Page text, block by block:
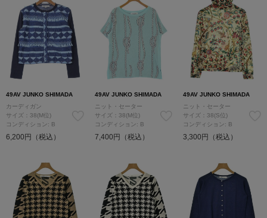
49AV JUNKO SHIMADA
カーディガン
サイズ：38(M位)
コンディション: B
6,200円（税込）
49AV JUNKO SHIMADA
ニット・セーター
サイズ：38(M位)
コンディション: B
7,400円（税込）
49AV JUNKO SHIMADA
ニット・セーター
サイズ：38(S位)
コンディション: B
3,300円（税込）